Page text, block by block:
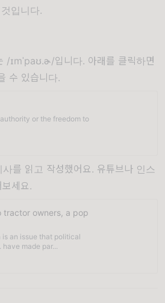
입니다.
/ɪmˈpaʊ.ɚ/입니다. 아래를 클릭하면
수 있습니다.
or the freedom to
를 읽고 작성했어요. 유튜브나 인스
세요.
tractor owners, a pop
an issue that political
made par...